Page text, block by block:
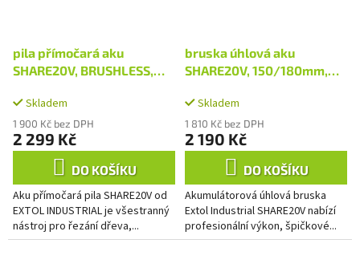
pila přímočará aku
SHARE20V, BRUSHLESS,
Skladem
1 900 Kč bez DPH
2 299 Kč
DO KOŠÍKU
Aku přímočará pila SHARE20V od
EXTOL INDUSTRIAL je všestranný
nástroj pro řezání dřeva,...
bruska úhlová aku
SHARE20V, 150/180mm,
nabíječky
Skladem
1 810 Kč bez DPH
2 190 Kč
DO KOŠÍKU
Akumulátorová úhlová bruska
Extol Industrial SHARE20V nabízí
profesionální výkon, špičkové...